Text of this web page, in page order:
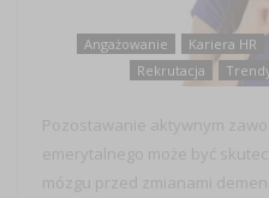
Angażowanie Kariera HR
Rekrutacja
Pozostawanie aktywnym
emerytalnego może być
mózgu przed zmianami